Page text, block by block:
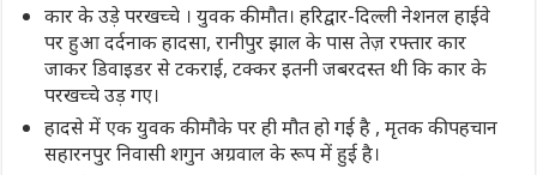
कार के उड़े परखच्चे । युवक की मौत। हरिद्वार-दिल्ली नेशनल हाईवे
पर हुआ दर्दनाक हादसा, रानीपुर झाल के पास तेज़ रफ्तार कार
जाकर डिवाइडर से टकराई, टक्कर इतनी जबरदस्त थी कि कार के
परखच्चे उड़ गए।
हादसे में एक युवक की मौके पर ही मौत हो गई है , मृतक की पहचान
सहारनपुर निवासी शगुन अग्रवाल के रूप में हुई है।